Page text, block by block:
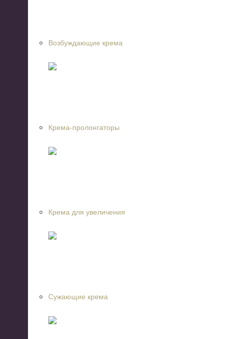
Возбуждающие крема
Крема-пролонгаторы
Крема для увеличения
Сужающие крема